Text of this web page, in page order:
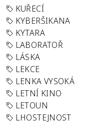
KUŘECÍ
KYBERŠIKANA
KYTARA
LABORATOŘ
LÁSKA
LEKCE
LENKA VYSOKÁ
LETNÍ KINO
LETOUN
LHOSTEJNOST